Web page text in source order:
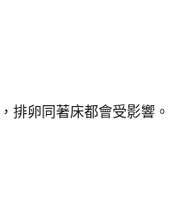
卵同著床都會受影響。